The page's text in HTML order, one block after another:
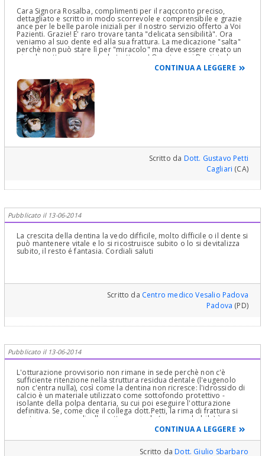
Cara Signora Rosalba, complimenti per il raqcconto preciso,
dettagliato e scritto in modo scorrevole e comprensibile e grazie
ance per le belle parole iniziali per il nostro servizio offerto a Voi
Pazienti. Grazie! E' raro trovare tanta "delicata sensibilità". Ora
veniamo al suo dente ed alla sua frattura. La medicazione "salta"
perchè non può stare lì per "miracolo" ma deve essere creato un
piccolo sottosquadro che la trattenga! Questo ogni Dentista lo sa
e non capisco perchè non venga fatto. Visto che parla di più
Dentisti che si alternano al suo Dente, ogni volta che si reca da
loro, immagino che si tratti di una Clinica e dal comportamento dei
Dentisti sono portato a pensare ad una Clinica Low-Cost (a basso
costo)! Questo spiegherebbe la scarsa "competenza", diciamo
così in senso lato, almeno seguendo il suo dire! La Dentina non
ricresce, nel caso, l'idrossido di calcio fa sintetizzare Dentina
secondaria che sigilla e chiude i tubuli dentinali esposti,
diminuendo la possibilità di infezione pulpare! Non ricresce mica
come un "albero" :)! Non so che dirle. Si tratta di una "fesseria". Di
dovuta sondare con uno specillo e con un sondino parodontale
per sentirla e misurarne la profondità sotto gengiva. Se si
estendesse sottogengiva, basterebbe fare un piccolo intervento di
Chirurgia Parodontale Gengivale o Mucogengivale di allungamento
curare la radice e riabilitarla con un pernomoncone ed una corona
una Gengivectomia o un Lembo riposizionato apicalmente con
osteotomia osteoplastoca di pende dalla profondità della frattura
stessa e dal fatto che sia presente o no una banda sufficiente di
Gengiva Aderente! E' un intervento tranquillissimo, veloce e sicuro
e permette in pochi giorni di risolvere tutto!Tutto questo si deve
valutare e fare perchè materiali artificiali sottogengiva non si
devono "mettere" perchè si perderebbe l'attacco epiteliale al
corretta terapia? Certo in un Centro Low Cost, dove addirittura si
reclamizzano visite gratuite, e non solo quelle, questo non
potrebbe avvenire, chiaro? Cari saluti e non faccia estrarre il
allungamento della corona clinica e ricostruzione, in questo caso
CONTINUA A LEGGERE
Scritto da Dott. Gustavo Petti
Cagliari (CA)
Pubblicato il 13-06-2014
La crescita della dentina la vedo difficile, molto difficile o il dente si
può mantenere vitale e lo si ricostruisce subito o lo si devitalizza
subito, il resto é fantasia. Cordiali saluti
Scritto da Centro medico Vesalio Padova
Padova (PD)
Pubblicato il 13-06-2014
L'otturazione provvisorio non rimane in sede perchè non c'è
sufficiente ritenzione nella struttura residua dentale (l'eugenolo
non c'entra nulla), così come la dentina non ricresce: l'idrossido di
calcio è un materiale utilizzato come sottofondo protettivo -
isolante della polpa dentaria, su cui poi eseguire l'otturazione
definitiva. Se, come dice il collega dott.Petti, la rima di frattura si
porta comunque a livello sottogengivale (cosa probabile) è
necessario un intervento di allungamento si corona clinica per
esporre struttura dentale sana (quasi mai viene fatto, ma è molto
utile per salvaguardare nel tempo dente e ricostruzione). A questo
punto comunque, seguendo quello che le hanno prospettato, le
CONTINUA A LEGGERE
Scritto daDott. Giulio Sbarbaro